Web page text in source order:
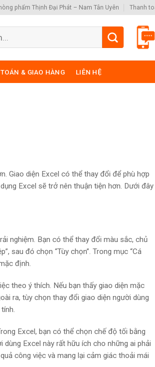
phẩm Thịnh Đại Phát – Nam Tân Uyên Thanh
& GIAO HÀNG LIÊN HỆ
Giao diện Excel có thể thay đổi để phù hợp
Excel sẽ trở nên thuận tiện hơn. Dưới đây
nghiệm. Bạn có thể thay đổi màu sắc, chủ
sau đó chọn “Tùy chọn”. Trong mục “Cá
định.
theo ý thích. Nếu bạn thấy giao diện mặc
ra, tùy chọn thay đổi giao diện người dùng
Excel, bạn có thể chọn chế độ tối bằng
dùng Excel này rất hữu ích cho những ai phải
công việc và mang lại cảm giác thoải mái